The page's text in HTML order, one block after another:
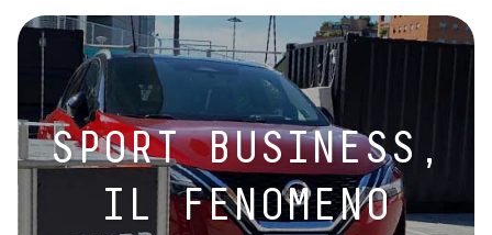
SPORT BUSINESS,
IL FENOMENO